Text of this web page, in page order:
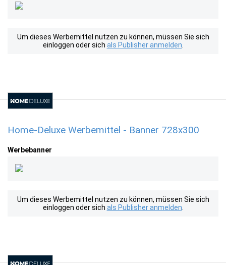
Um dieses Werbemittel nutzen zu können, müssen Sie sich
einloggen oder sich als Publisher anmelden
Home-Deluxe Werbemittel - Banner 728x300
Werbebanner
Um dieses Werbemittel nutzen zu können, müssen Sie sich
einloggen oder sich als Publisher anmelden